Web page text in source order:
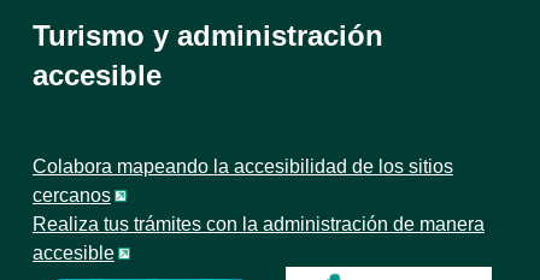
Turismo y administración
accesible
Colabora mapeando la accesibilidad de los sitios
cercanos
Realiza tus trámites con la administración de manera
accesible